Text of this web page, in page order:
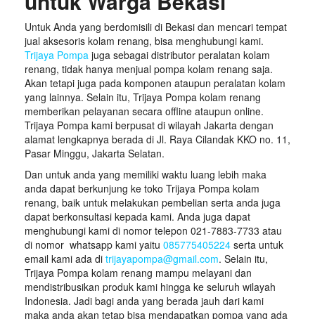
Untuk Anda yang berdomisili di Bekasi dan mencari tempat
jual aksesoris kolam renang, bisa menghubungi kami.
Trijaya Pompa juga sebagai distributor peralatan kolam
renang, tidak hanya menjual pompa kolam renang saja.
Akan tetapi juga pada komponen ataupun peralatan kolam
yang lainnya. Selain itu, Trijaya Pompa kolam renang
memberikan pelayanan secara offline ataupun online.
Trijaya Pompa kami berpusat di wilayah Jakarta dengan
alamat lengkapnya berada di Jl. Raya Cilandak KKO no. 11,
Pasar Minggu, Jakarta Selatan.
Dan untuk anda yang memiliki waktu luang lebih maka
anda dapat berkunjung ke toko Trijaya Pompa kolam
renang, baik untuk melakukan pembelian serta anda juga
dapat berkonsultasi kepada kami. Anda juga dapat
menghubungi kami di nomor telepon 021-7883-7733 atau
di nomor whatsapp kami yaitu 085775405224 serta untuk
email kami ada di trijayapompa@gmail.com. Selain itu,
Trijaya Pompa kolam renang mampu melayani dan
mendistribusikan produk kami hingga ke seluruh wilayah
Indonesia. Jadi bagi anda yang berada jauh dari kami
maka anda akan tetap bisa mendapatkan pompa yang ada